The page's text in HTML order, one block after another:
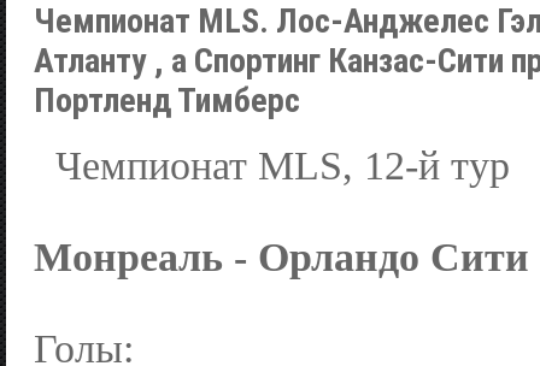
Чемпионат MLS. Лос-Анджелес
Атланту , а Спортинг Канзас-Сити
Портленд Тимберс
Чемпионат MLS, 12-й тур
Монреаль - Орландо Сити
Голы: